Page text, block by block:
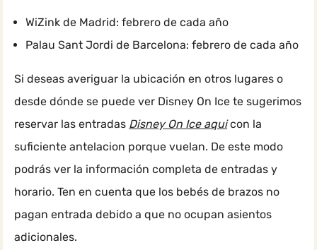
WiZink de Madrid: febrero de cada año
Palau Sant Jordi de Barcelona: febrero de cada año
Si deseas averiguar la ubicación en otros lugares o
desde dónde se puede ver Disney On Ice te sugerimos
reservar las entradas Disney On Ice aquicon la
suficiente antelacion porque vuelan. De este modo
podrás ver la información completa de entradas y
horario. Ten en cuenta que los bebés de brazos no
pagan entrada debido a que no ocupan asientos
adicionales.